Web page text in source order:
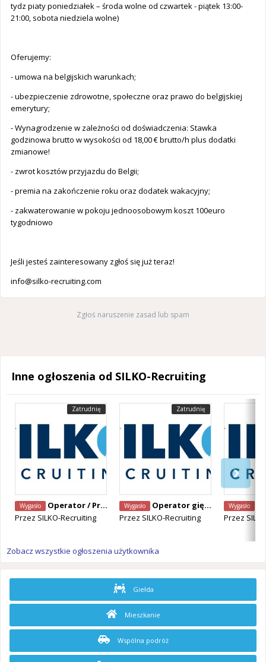
tydz piaty poniedziałek – środa wolne od czwartek - piątek 13:00-
21:00, sobota niedziela wolne)
Oferujemy:
- umowa na belgijskich warunkach;
- ubezpieczenie zdrowotne, społeczne oraz prawo do belgijskiej
emerytury;
- Wynagrodzenie w zależności od doświadczenia: Stawka
godzinowa brutto w wysokości od 18,00 € brutto/h plus dodatki
zmianowe!
- zwrot kosztów przyjazdu do Belgii;
- premia na zakończenie roku oraz dodatek wakacyjny;
- zakwaterowanie w pokoju jednoosobowym koszt 100euro
tygodniowo
Jeśli jesteś zainteresowany zgłoś się już teraz!
info@silko-recruiting.com
Zgłoś naruszenie zasad lub spam
Inne ogłoszenia od SILKO-Recruiting
Zatrudnię
Wygasło
Operator / Programista CNC Mazak – Alken, Belgia
Przez SILKO-Recruiting
Zatrudnię
Wygasło
Operator giętarki CNC – Staden, Belgia
Przez SILKO-Recruiting
Wygasło
Przez
Zobacz wszystkie ogłoszenia użytkownika
Giełda
Mieszkanie
Wspólna podróż